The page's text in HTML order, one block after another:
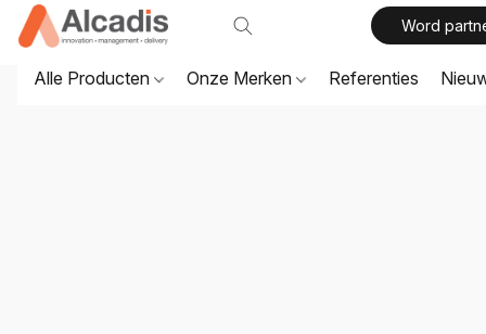
Word
Alle Producten Onze Merken Referenties